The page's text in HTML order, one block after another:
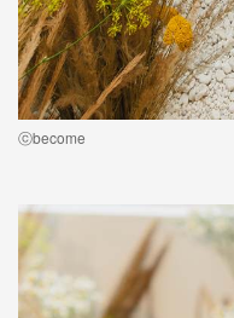
ⓒbecome